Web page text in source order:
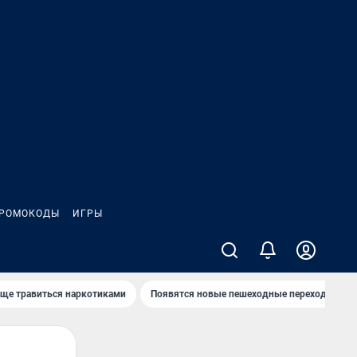
ИГРЫ
травиться наркотиками Появятся новые пешеходные переходы